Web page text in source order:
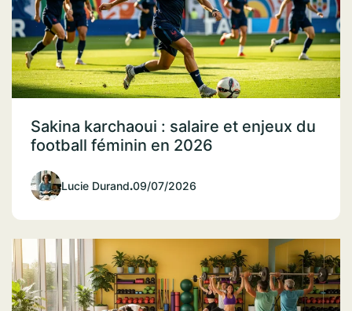
Sakina karchaoui : salaire et enjeux du
football féminin en 2026
Lucie Durand.09/07/2026